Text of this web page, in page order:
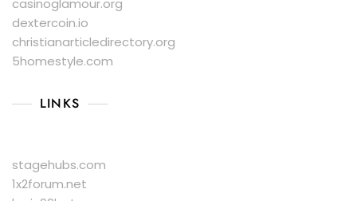
casinoglamour.org
dextercoin.io
christianarticledirectory.org
5homestyle.com
LINKS
stagehubs.com
1x2forum.net